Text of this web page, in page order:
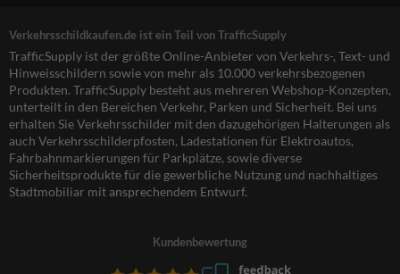
Verkehrsschildkaufen.de ist ein Teil von TrafficSupply
TrafficSupply ist der größte Online-Anbieter von Verkehrs-, Text- und
Hinweisschildern sowie von mehr als 10.000 verkehrsbezogenen
Produkten. TrafficSupply besteht aus mehreren Webshop-Konzepten,
unterteilt in den Bereichen Verkehr, Parken und Sicherheit. Bei uns
erhalten Sie Verkehrsschilder mit den dazugehörigen Halterungen als
auch Verkehrsschilderpfosten, Ladestationen für Elektroautos,
Fahrbahnmarkierungen für Parkplätze, sowie diverse
Sicherheitsprodukte für die gewerbliche Nutzung und nachhaltiges
Stadtmobiliar mit ansprechendem Entwurf.
Kundenbewertung